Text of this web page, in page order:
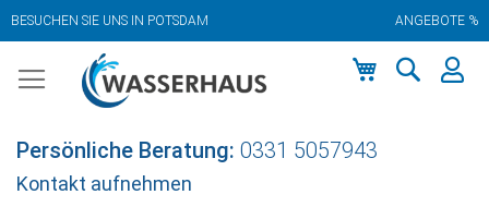
BESUCHEN SIE UNS IN POTSDAM ANGEBOTE %
Inhalt
Persönliche Beratung: 0331 5057943
Kontakt aufnehmen